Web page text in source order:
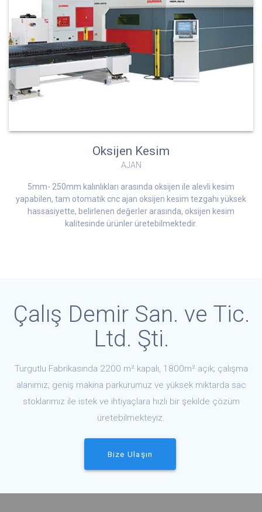
Oksijen Kesim
AJAN
5mm- 250mm kalınlıkları arasında oksijen ile alevli kesim
yapabilen, tam otomatik cnc ajan oksijen kesim tezgahı yüksek
hassasiyette, belirlenen değerler arasında, oksijen kesim
kalitesinde ürünler üretebilmektedir.
Çalış Demir San. ve Tic.
Ltd. Şti.
Turgutlu Fabrikasında 2200 m² kapalı, 1800m² açık; çalışma
alanımız; geniş makina parkurumuz ve yüksek miktarda sac
stoklarımız ile istek ve ihtiyaçlara hızlı bir şekilde çözüm
üretebilmekteyiz.
Bize Ulaşın